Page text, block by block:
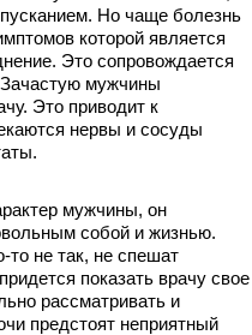
Но чаще болезнь
которой является
Это сопровождается
мужчины
Это приводит к
нервы и сосуды
мужчины, он
собой и жизнью.
не так, не спешат
показать врачу свое
рассматривать и
предстоят неприятный